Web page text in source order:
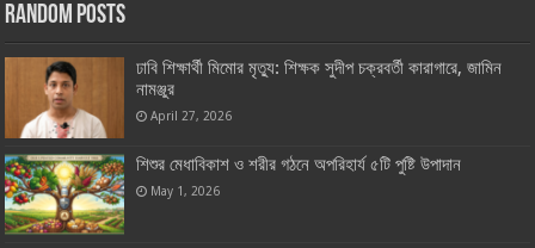
Random Posts
ঢাবি শিক্ষার্থী মিমোর মৃত্যু: শিক্ষক সুদীপ চক্রবর্তী কারাগারে, জামিন
নামঞ্জুর
April 27, 2026
শিশুর মেধাবিকাশ ও শরীর গঠনে অপরিহার্য ৫টি পুষ্টি উপাদান
May 1, 2026